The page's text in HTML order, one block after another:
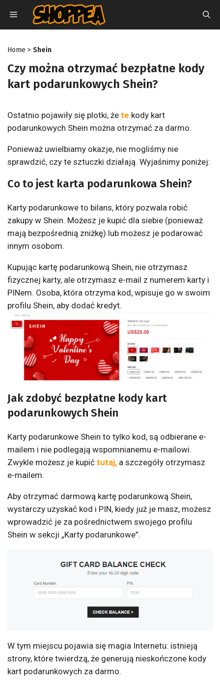
treści
MENU
Home > Shein
Czy można otrzymać bezpłatne kody
kart podarunkowych Shein?
Ostatnio pojawiły się plotki, że te kody kart
podarunkowych Shein można otrzymać za darmo.
Ponieważ uwielbiamy okazje, nie mogliśmy nie
sprawdzić, czy te sztuczki działają. Wyjaśnimy poniżej:
Co to jest karta podarunkowa Shein?
Karty podarunkowe to bilans, który pozwala robić
zakupy w Shein. Możesz je kupić dla siebie (ponieważ
mają bezpośrednią zniżkę) lub możesz je podarować
innym osobom.
Kupując kartę podarunkową Shein, nie otrzymasz
fizycznej karty, ale otrzymasz e-mail z numerem karty i
PINem. Osoba, która otrzyma kod, wpisuje go w swoim
profilu Shein, aby dodać kredyt.
Jak zdobyć bezpłatne kody kart
podarunkowych Shein
Karty podarunkowe Shein to tylko kod, są odbierane e-
mailem i nie podlegają wspomnianemu e-mailowi.
Zwykle możesz je kupić tutaj, a szczegóły otrzymasz
e-mailem.
Aby otrzymać darmową kartę podarunkową Shein,
wystarczy uzyskać kod i PIN, kiedy już je masz, możesz
wprowadzić je za pośrednictwem swojego profilu
Shein w sekcji „Karty podarunkowe”.
W tym miejscu pojawia się magia Internetu: istnieją
strony, które twierdzą, że generują nieskończone kody
kart podarunkowych za darmo.